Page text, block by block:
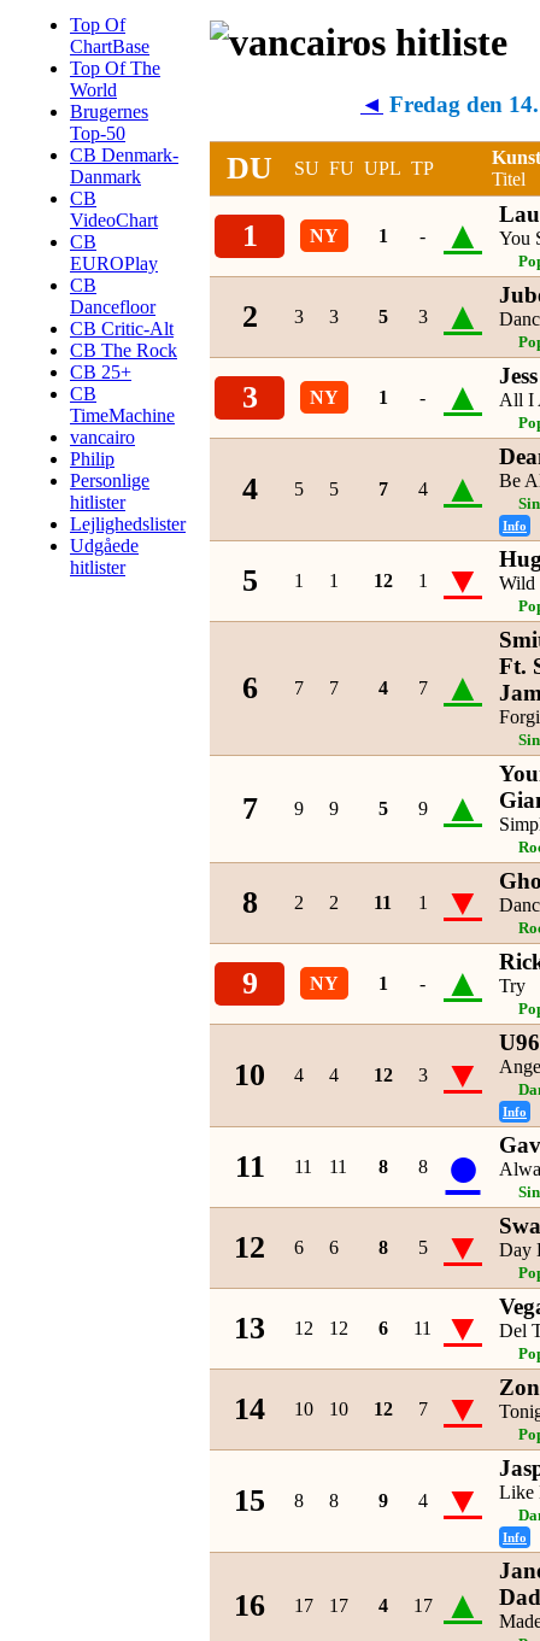
Top Of
ChartBase
Top Of The
World
Brugernes
Top-50
CB Denmark-
Danmark
CB
VideoChart
CB
EUROPlay
CB
Dancefloor
CB Critic-Alt
CB The Rock
CB 25+
CB
TimeMachine
vancairo
Philip
Personlige
hitlister
Lejlighedslister
Udgåede
hitlister
◄ Fredag den
DU SU FU UPL TP
Titel
1 NY 1 - ▲ You
2 3 3 5 3 ▲
3 NY 1 - ▲ All I
4 5 5 7 4 ▲ Be
Info
5 1 1 12 1 ▼ Wild
6 7 7 4 7 ▲
Ft.
7 9 9 5 9 ▲
8 2 2 11 1 ▼
9 NY 1 - ▲ Try
10 4 4 12 3 ▼
Info
11 11 11 8 8 ●
12 6 6 8 5 ▼ Day
13 12 12 6 11 ▼ Del
14 10 10 12 7 ▼
15 8 8 9 4 ▼ Like
Info
16 17 17 4 17 ▲